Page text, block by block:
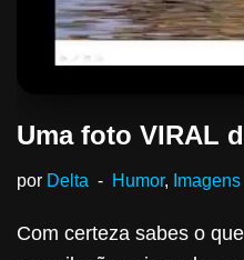
Uma foto VIRAL
por Delta Humor, Imagens
Com certeza sabes o